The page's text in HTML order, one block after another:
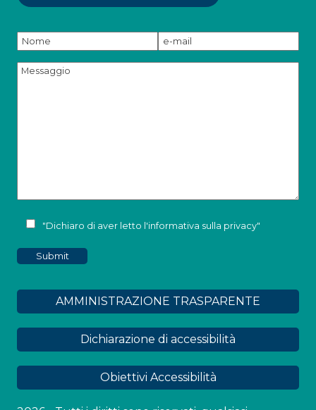
"Dichiaro di aver letto l'informativa sulla privacy"
AMMINISTRAZIONE TRASPARENTE
Dichiarazione di accessibilità
Obiettivi Accessibilità